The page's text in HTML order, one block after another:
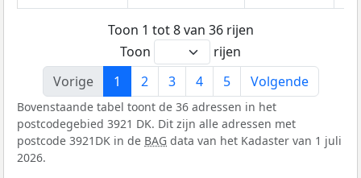
Toon 1 tot 8 van 36 rijen
Toon
rijen
Vorige
1 2 3 4 5 Volgende
Bovenstaande tabel toont de 36 adressen in het
postcodegebied 3921 DK. Dit zijn alle adressen met
postcode 3921DK in de BAG data van het Kadaster van 1 juli
2026.